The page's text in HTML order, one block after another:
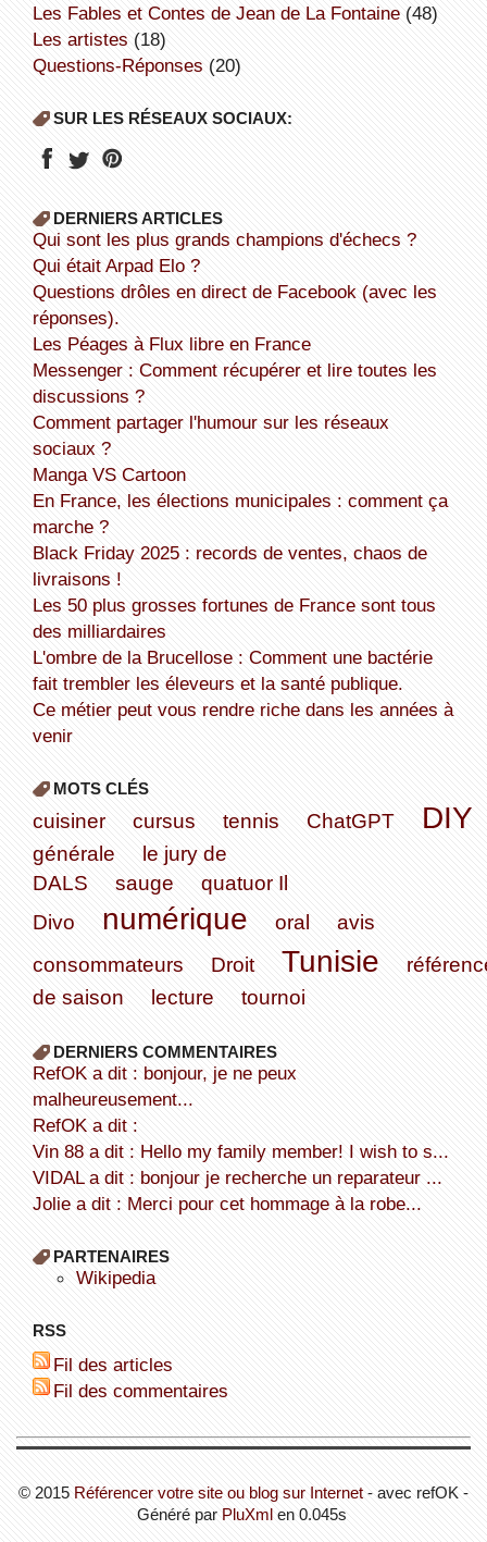
Les Fables et Contes de Jean de La Fontaine(48)
Les artistes (18)
Questions-Réponses (20)
SUR LES RÉSEAUX SOCIAUX:
DERNIERS ARTICLES
Qui sont les plus grands champions d'échecs ?
Qui était Arpad Elo ?
Questions drôles en direct de Facebook (avec les
réponses).
Les Péages à Flux libre en France
Messenger : Comment récupérer et lire toutes les
discussions ?
Comment partager l'humour sur les réseaux
sociaux ?
Manga VS Cartoon
En France, les élections municipales : comment ça
marche ?
Black Friday 2025 : records de ventes, chaos de
livraisons !
Les 50 plus grosses fortunes de France sont tous
des milliardaires
L'ombre de la Brucellose : Comment une bactérie
fait trembler les éleveurs et la santé publique.
Ce métier peut vous rendre riche dans les années à
venir
MOTS CLÉS
cuisiner cursus tennis ChatGPT DIY
générale
le jury de
DALS
sauge
quatuor Il
Divo
numérique oral
avis
consommateurs
Droit Tunisie
de saison
lecture tournoi
DERNIERS COMMENTAIRES
refOK a dit : bonjour, je ne peux
malheureusement...
refOK a dit :
Vin 88 a dit : Hello my family member! I wish to s...
VIDAL a dit : bonjour je recherche un reparateur ...
Jolie a dit : Merci pour cet hommage à la robe...
PARTENAIRES
wikipedia
RSS
Fil des articles
Fil des commentaires
© 2015 Référencer votre site ou blog sur Internet - avec refOK -
Généré par PluXmlen 0.045s